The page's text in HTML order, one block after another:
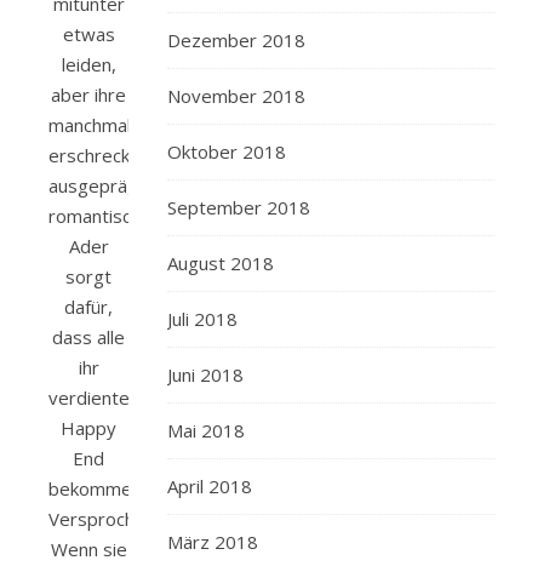
etwas
leiden,
aber ihre
manchmal
erschreckend
ausgeprägt
romantische
Ader
sorgt
dafür,
dass alle
ihr
verdientes
Happy
End
bekommen.
Versprochen!
Wenn sie
Dezember 2018
November 2018
Oktober 2018
September 2018
August 2018
Juli 2018
Juni 2018
Mai 2018
April 2018
März 2018